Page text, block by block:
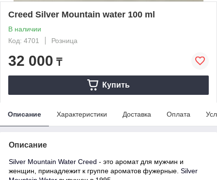
Creed Silver Mountain water 100 ml
В наличии
Код: 4701
Розница
32 000 ₸
Купить
Описание Характеристики Доставка Оплата
Описание
Silver Mountain Water Creed - это аромат для мужчин и
женщин, принадлежит к группе ароматов фужерные. Silver